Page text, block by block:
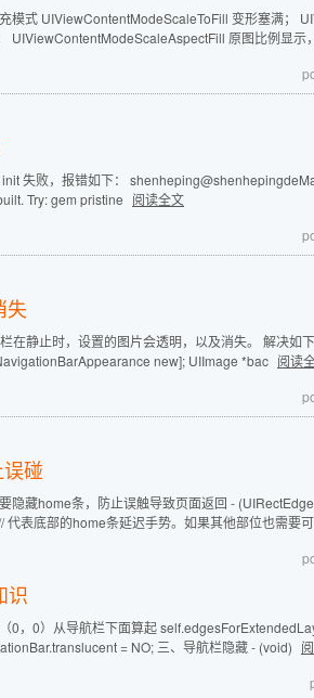
模式 UIViewContentModeScaleToFill 变形塞满；
UIViewContentModeScaleAspectFill 原图比例显示
失败，报错如下：
Try: gem pristine 阅读全文
失
在静止时，设置的图片会透明，以及消失。 解决
new]; UIImage *bac 阅读
碰
隐藏home条，防止误触导致页面返回 -
代表底部的home条延迟手势。如果其他部位也需要
识
0，0）从导航栏下面算起
= NO; 三、导航栏隐藏 - (void)